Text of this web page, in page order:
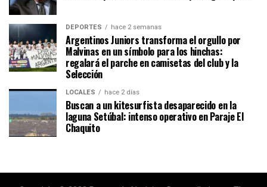
DEPORTES hace 2 semanas
Argentinos Juniors transforma el orgullo por
Malvinas en un símbolo para los hinchas:
regalará el parche en camisetas del club y la
Selección
LOCALES hace 2 días
Buscan a un kitesurfista desaparecido en la
laguna Setúbal: intenso operativo en Paraje El
Chaquito